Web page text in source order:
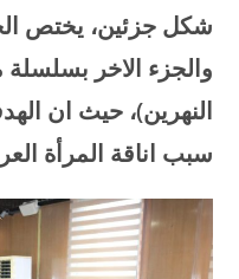
شكل جزئين، يختص
والجزء الاخر بسلسلة
النهرين)، حيث ان
سبب اناقة المرأة